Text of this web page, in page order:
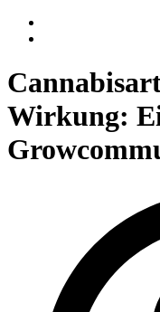
Wirkung: